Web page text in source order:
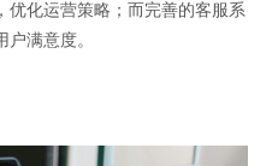
优化运营策略；而完善的客服系
满意度。